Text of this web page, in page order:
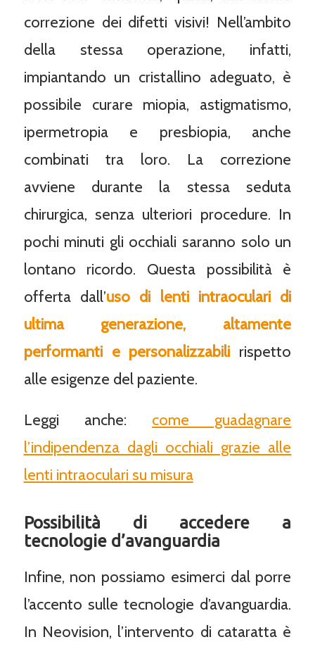
correzione dei difetti visivi! Nell’ambito
della stessa operazione, infatti,
impiantando un cristallino adeguato, è
possibile curare miopia, astigmatismo,
ipermetropia e presbiopia, anche
combinati tra loro. La correzione
avviene durante la stessa seduta
chirurgica, senza ulteriori procedure. In
pochi minuti gli occhiali saranno solo un
lontano ricordo. Questa possibilità è
offerta dall’uso di lenti intraoculari di
ultima generazione, altamente
performanti e personalizzabili rispetto
alle esigenze del paziente.
Leggi anche: come guadagnare
l’indipendenza dagli occhiali grazie alle
lenti intraoculari su misura
Possibilità di accedere a
tecnologie d’avanguardia
Infine, non possiamo esimerci dal porre
l’accento sulle tecnologie d’avanguardia.
In Neovision, l’intervento di cataratta è